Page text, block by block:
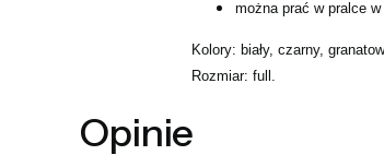
można prać w pralce
Kolory: biały, czarny,
Rozmiar: full.
Opinie